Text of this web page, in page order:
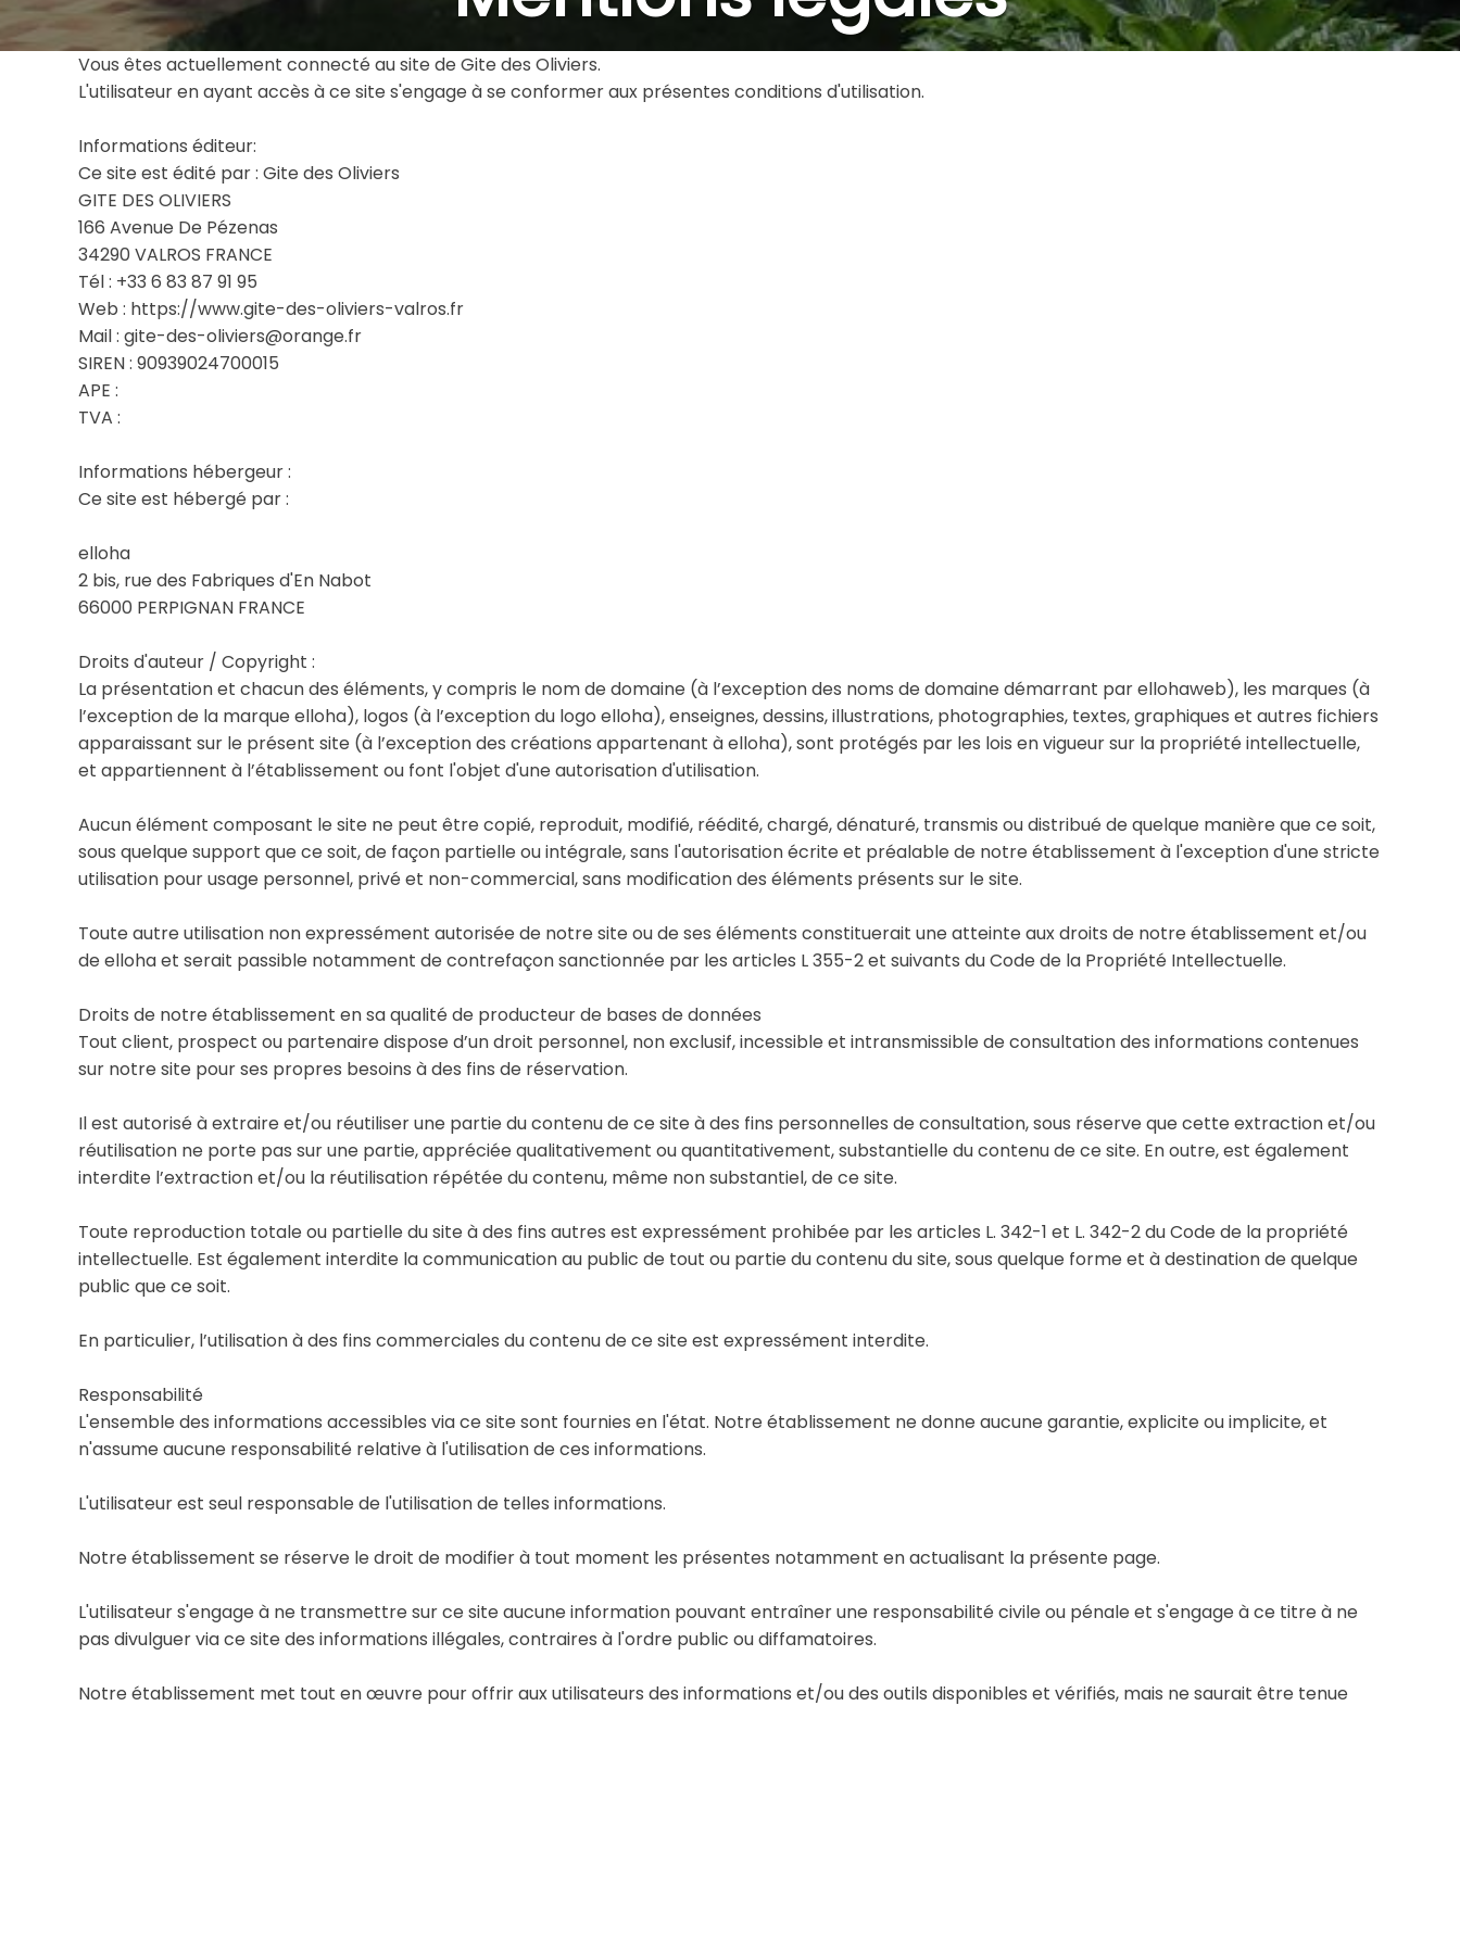
Vous êtes actuellement connecté au site de Gite des Oliviers.
L'utilisateur en ayant accès à ce site s'engage à se conformer aux présentes conditions d'utilisation.
Informations éditeur:
Ce site est édité par : Gite des Oliviers
GITE DES OLIVIERS
166 Avenue De Pézenas
34290 VALROS FRANCE
Tél : +33 6 83 87 91 95
Web : https://www.gite-des-oliviers-valros.fr
Mail : gite-des-oliviers@orange.fr
SIREN : 90939024700015
APE :
TVA :
Informations hébergeur :
Ce site est hébergé par :
elloha
2 bis, rue des Fabriques d'En Nabot
66000 PERPIGNAN FRANCE
Droits d'auteur / Copyright :
La présentation et chacun des éléments, y compris le nom de domaine (à l’exception des noms de domaine démarrant par ellohaweb), les marques (à
l’exception de la marque elloha), logos (à l’exception du logo elloha), enseignes, dessins, illustrations, photographies, textes, graphiques et autres fichiers
apparaissant sur le présent site (à l’exception des créations appartenant à elloha), sont protégés par les lois en vigueur sur la propriété intellectuelle,
et appartiennent à l’établissement ou font l'objet d'une autorisation d'utilisation.
Aucun élément composant le site ne peut être copié, reproduit, modifié, réédité, chargé, dénaturé, transmis ou distribué de quelque manière que ce soit,
sous quelque support que ce soit, de façon partielle ou intégrale, sans l'autorisation écrite et préalable de notre établissement à l'exception d'une stricte
utilisation pour usage personnel, privé et non-commercial, sans modification des éléments présents sur le site.
Toute autre utilisation non expressément autorisée de notre site ou de ses éléments constituerait une atteinte aux droits de notre établissement et/ou
de elloha et serait passible notamment de contrefaçon sanctionnée par les articles L 355-2 et suivants du Code de la Propriété Intellectuelle.
Droits de notre établissement en sa qualité de producteur de bases de données
Tout client, prospect ou partenaire dispose d’un droit personnel, non exclusif, incessible et intransmissible de consultation des informations contenues
sur notre site pour ses propres besoins à des fins de réservation.
Il est autorisé à extraire et/ou réutiliser une partie du contenu de ce site à des fins personnelles de consultation, sous réserve que cette extraction et/ou
réutilisation ne porte pas sur une partie, appréciée qualitativement ou quantitativement, substantielle du contenu de ce site. En outre, est également
interdite l’extraction et/ou la réutilisation répétée du contenu, même non substantiel, de ce site.
Toute reproduction totale ou partielle du site à des fins autres est expressément prohibée par les articles L. 342-1 et L. 342-2 du Code de la propriété
intellectuelle. Est également interdite la communication au public de tout ou partie du contenu du site, sous quelque forme et à destination de quelque
public que ce soit.
En particulier, l’utilisation à des fins commerciales du contenu de ce site est expressément interdite.
Responsabilité
L'ensemble des informations accessibles via ce site sont fournies en l'état. Notre établissement ne donne aucune garantie, explicite ou implicite, et
n'assume aucune responsabilité relative à l'utilisation de ces informations.
L'utilisateur est seul responsable de l'utilisation de telles informations.
Notre établissement se réserve le droit de modifier à tout moment les présentes notamment en actualisant la présente page.
L'utilisateur s'engage à ne transmettre sur ce site aucune information pouvant entraîner une responsabilité civile ou pénale et s'engage à ce titre à ne
pas divulguer via ce site des informations illégales, contraires à l'ordre public ou diffamatoires.
Notre établissement met tout en œuvre pour offrir aux utilisateurs des informations et/ou des outils disponibles et vérifiés, mais ne saurait être tenue